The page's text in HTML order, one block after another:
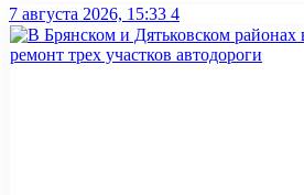
7 августа 2026, 15:33 4